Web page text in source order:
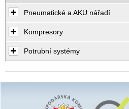
Pneumatické a AKU nářadí
Kompresory
Potrubní systémy